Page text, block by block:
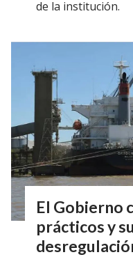
de la institución.
El Gobierno
prácticos y